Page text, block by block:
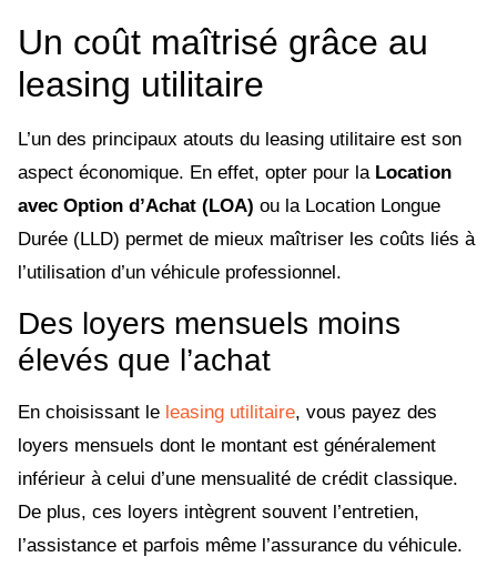
Un coût maîtrisé grâce au
leasing utilitaire
L’un des principaux atouts du leasing utilitaire est son
aspect économique. En effet, opter pour la Location
avec Option d’Achat (LOA) ou la Location Longue
Durée (LLD) permet de mieux maîtriser les coûts liés à
l’utilisation d’un véhicule professionnel.
Des loyers mensuels moins
élevés que l’achat
En choisissant le leasing utilitaire, vous payez des
loyers mensuels dont le montant est généralement
inférieur à celui d’une mensualité de crédit classique.
De plus, ces loyers intègrent souvent l’entretien,
l’assistance et parfois même l’assurance du véhicule.